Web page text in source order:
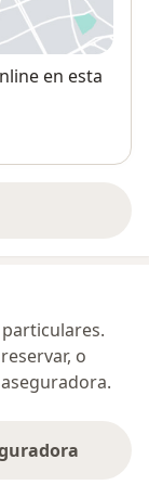
nueva
en esta
o